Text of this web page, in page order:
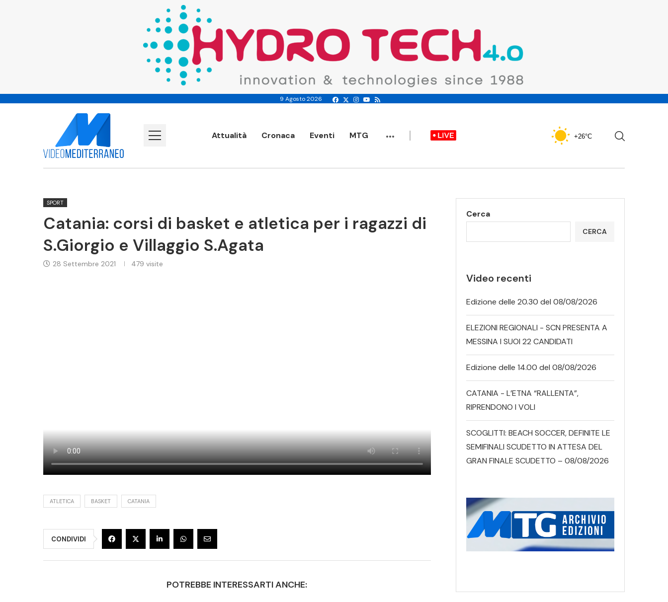
9 Agosto 2026
Attualità Cronaca Eventi MTG ... +26°C
SPORT
Catania: corsi di basket e atletica per i ragazzi di
S.Giorgio e Villaggio S.Agata
28 Settembre 2021 479 visite
ATLETICA BASKET CATANIA
CONDIVIDI
POTREBBE INTERESSARTI ANCHE:
Cerca
CERCA
Video recenti
Edizione delle 20.30 del 08/08/2026
ELEZIONI REGIONALI - SCN PRESENTA A
MESSINA I SUOI 22 CANDIDATI
Edizione delle 14.00 del 08/08/2026
CATANIA - L’ETNA “RALLENTA”,
RIPRENDONO I VOLI
SCOGLITTI: BEACH SOCCER, DEFINITE LE
SEMIFINALI SCUDETTO IN ATTESA DEL
GRAN FINALE SCUDETTO – 08/08/2026